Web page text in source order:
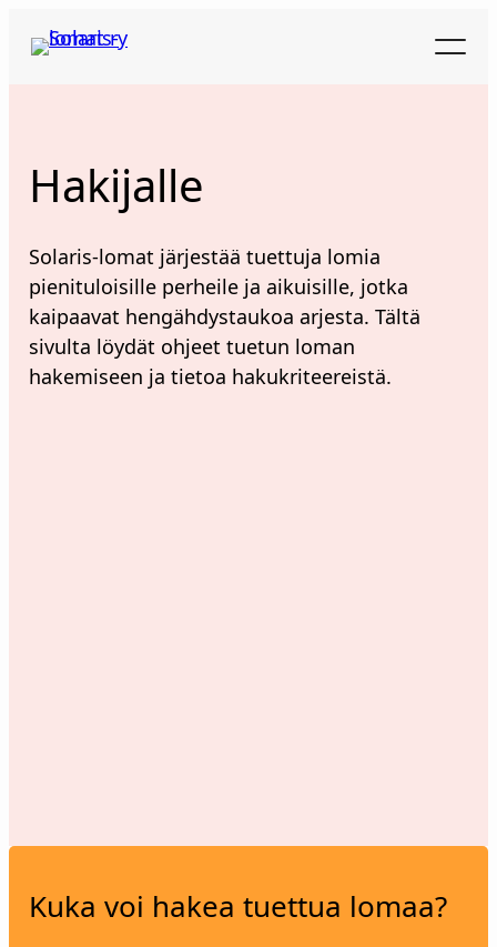
sisältöön
Hakijalle
Solaris-lomat järjestää tuettuja lomia
pienituloisille perheile ja aikuisille, jotka
kaipaavat hengähdystaukoa arjesta. Tältä
sivulta löydät ohjeet tuetun loman
hakemiseen ja tietoa hakukriteereistä.
Kuka voi hakea tuettua lomaa?